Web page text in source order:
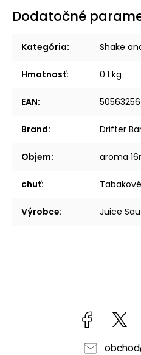
Dodatočné
Kategória: Shake
Hmotnosť: 0.1 kg
EAN:
Brand: Drifter
Objem: aroma
chuť:
Výrobce: Juice
Facebook
obchod